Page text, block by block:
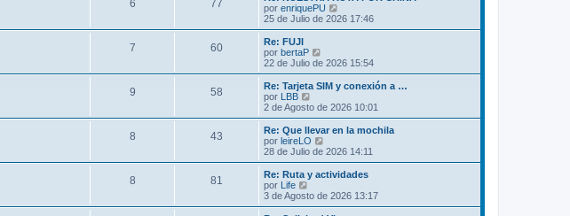
a
j
e
o
m
e
j
e
t
m
e
s
j
e
6 77
por enriquePU
e
r
t
o
m
e
s
j
e
25 de Julio de 2026 17:46
7 60
Re: FUJI
por bertaP
e
r
ú
t
o
m
e
s
j
e
22 de Julio de 2026 15:54
9 58
Re: Tarjeta SIM y conexión a …
por LBB
e
r
ú
t
o
e
2 de Agosto de 2026 10:01
8 43
Re: Que llevar en la mochila
por leireLO
e
r
ú
t
28 de Julio de 2026 14:11
8 81
Re: Ruta y actividades
por Life
e
r
3 de Agosto de 2026 13:17